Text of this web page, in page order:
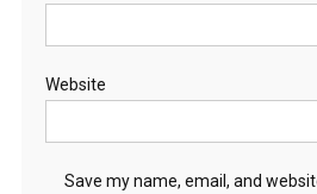
Website
Save my name, email, and